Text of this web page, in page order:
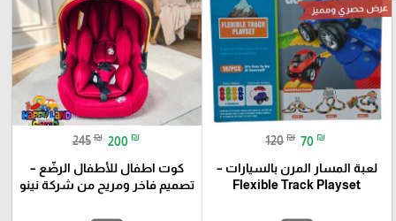
عرض حصري ومميز
120 ₪ 70 ₪
لعبة المسار المرن بالسيارات –
Flexible Track Playset
245 ₪ 200 ₪
كوت اطفال للأطفال الرضّع –
تصميم فاخر ومريح من شركة نينو